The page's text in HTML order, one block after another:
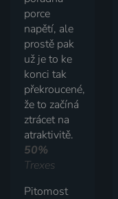
porce
napětí, ale
prostě pak
už je to ke
konci tak
překroucené,
že to začíná
ztrácet na
atraktivitě.
50%
Trexes
Pitomost